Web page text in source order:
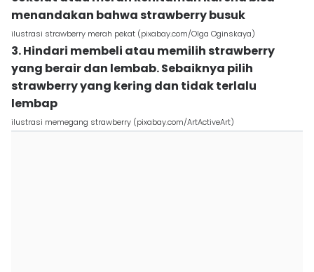
menandakan bahwa strawberry busuk
ilustrasi strawberry merah pekat (pixabay.com/Olga Oginskaya)
3. Hindari membeli atau memilih strawberry
yang berair dan lembab. Sebaiknya pilih
strawberry yang kering dan tidak terlalu
lembap
ilustrasi memegang strawberry (pixabay.com/ArtActiveArt)